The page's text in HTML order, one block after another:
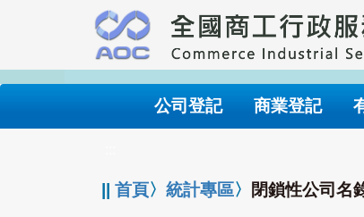
要
內
公司登記 商業登記
||首頁〉統計專區〉 閉鎖性公司名